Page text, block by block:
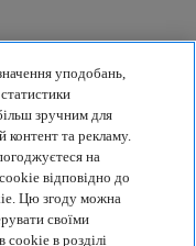
уподобань,
зручним для
контент та рекламу.
на
відповідно до
Цю згоду можна
своїми
в розділі